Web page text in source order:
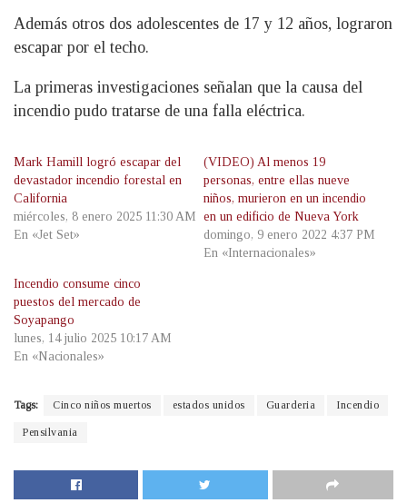
Además otros dos adolescentes de 17 y 12 años, lograron
escapar por el techo.
La primeras investigaciones señalan que la causa del
incendio pudo tratarse de una falla eléctrica.
Mark Hamill logró escapar del
devastador incendio forestal en
California
miércoles, 8 enero 2025 11:30 AM
En «Jet Set»
(VIDEO) Al menos 19
personas, entre ellas nueve
niños, murieron en un incendio
en un edificio de Nueva York
domingo, 9 enero 2022 4:37 PM
En «Internacionales»
Incendio consume cinco
puestos del mercado de
Soyapango
lunes, 14 julio 2025 10:17 AM
En «Nacionales»
Tags: Cinco niños muertos estados unidos Guarderia Incendio
Pensilvania